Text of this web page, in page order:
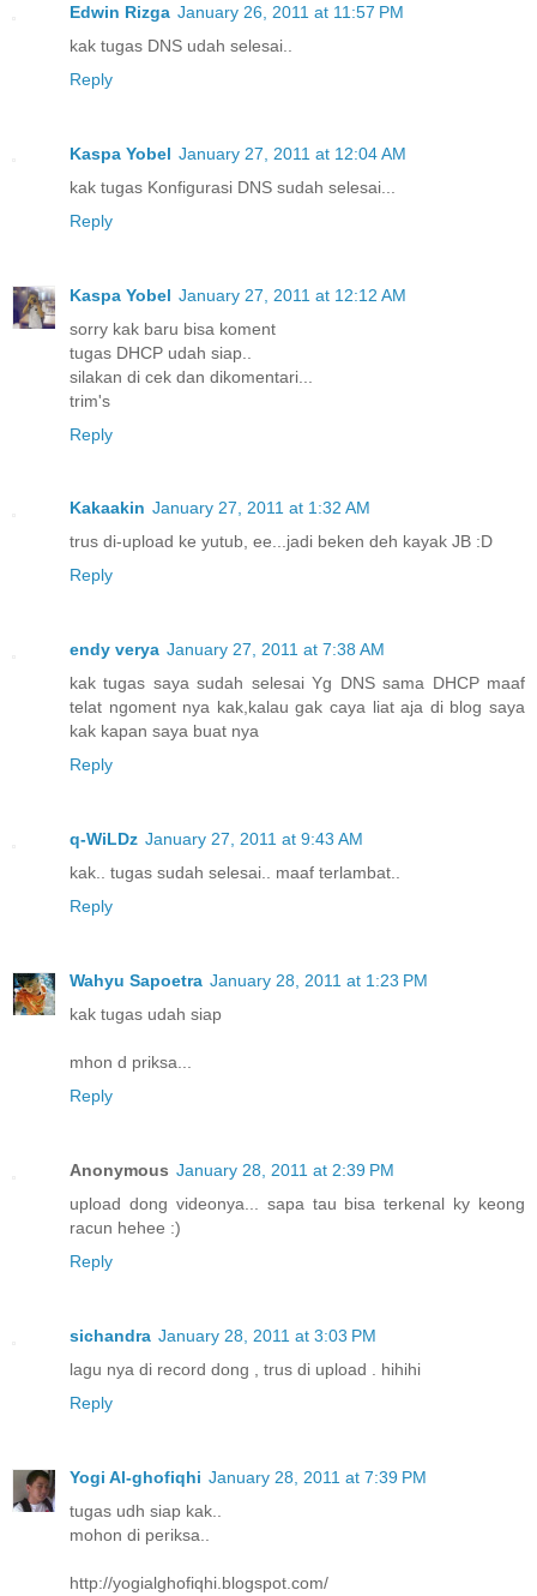
Edwin Rizga January 26, 2011 at 11:57 PM
kak tugas DNS udah selesai..
Reply
Kaspa Yobel January 27, 2011 at 12:04 AM
kak tugas Konfigurasi DNS sudah selesai...
Reply
Kaspa Yobel January 27, 2011 at 12:12 AM
sorry kak baru bisa koment
tugas DHCP udah siap..
silakan di cek dan dikomentari...
trim's
Reply
Kakaakin January 27, 2011 at 1:32 AM
trus di-upload ke yutub, ee...jadi beken deh kayak JB :D
Reply
endy verya January 27, 2011 at 7:38 AM
kak tugas saya sudah selesai Yg DNS sama DHCP maaf
telat ngoment nya kak,kalau gak caya liat aja di blog saya
kak kapan saya buat nya
Reply
q-WiLDz January 27, 2011 at 9:43 AM
kak.. tugas sudah selesai.. maaf terlambat..
Reply
Wahyu Sapoetra January 28, 2011 at 1:23 PM
kak tugas udah siap
mhon d priksa...
Reply
Anonymous January 28, 2011 at 2:39 PM
upload dong videonya... sapa tau bisa terkenal ky keong
racun hehee :)
Reply
sichandra January 28, 2011 at 3:03 PM
lagu nya di record dong , trus di upload . hihihi
Reply
Yogi Al-ghofiqhi January 28, 2011 at 7:39 PM
tugas udh siap kak..
mohon di periksa..
http://yogialghofiqhi.blogspot.com/